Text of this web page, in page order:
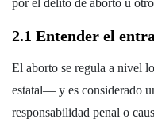
2.1 Entender el
El aborto se regula a nivel
estatal— y es considerado
responsabilidad penal o